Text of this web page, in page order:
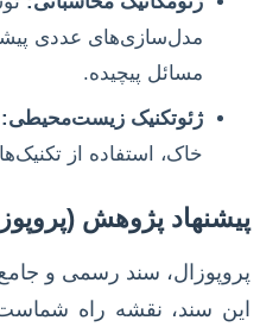
مسائل پیچیده.
ژئوتکنیک زیست‌محیطی:
خاک، استفاده از
پیشنهاد پژوهش
پروپوزال، سند رسمی و
این سند، نقشه راه شماست